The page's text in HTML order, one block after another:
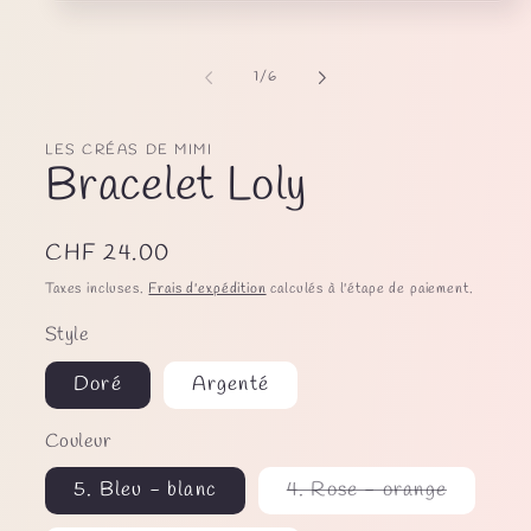
1/de
6
LES CRÉAS DE MIMI
Bracelet Loly
Prix
habituel
CHF 24.00
Taxes incluses. Frais d'expédition calculés à l'étape de paiement.
Style
Doré Argenté
Couleur
5. Bleu - blanc 4. Rose - orangeVariante
épuisée